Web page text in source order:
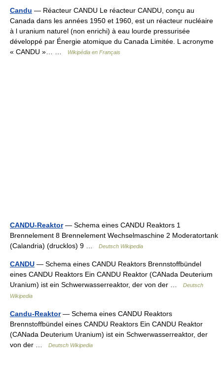
Candu — Réacteur CANDU Le réacteur CANDU, conçu au
Canada dans les années 1950 et 1960, est un réacteur nucléaire
à l uranium naturel (non enrichi) à eau lourde pressurisée
développé par Énergie atomique du Canada Limitée. L acronyme
« CANDU »… …
Wikipédia en Français
CANDU-Reaktor— Schema eines CANDU Reaktors 1
Brennelement 8 Brennelement Wechselmaschine 2 Moderatortank
(Calandria) (drucklos) 9 …
Deutsch Wikipedia
CANDU — Schema eines CANDU Reaktors Brennstoffbündel
eines CANDU Reaktors Ein CANDU Reaktor (CANada Deuterium
Uranium) ist ein Schwerwasserreaktor, der von der …
Deutsch
Wikipedia
Candu-Reaktor— Schema eines CANDU Reaktors
Brennstoffbündel eines CANDU Reaktors Ein CANDU Reaktor
(CANada Deuterium Uranium) ist ein Schwerwasserreaktor, der
von der …
Deutsch Wikipedia